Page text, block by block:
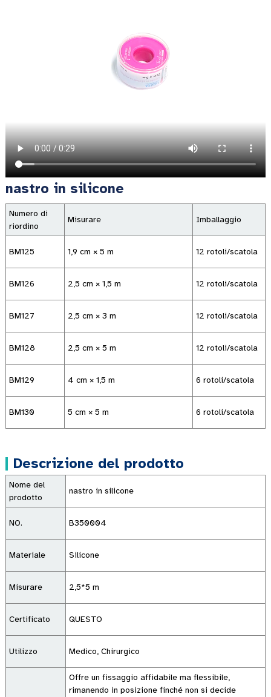
nastro in silicone
Numero di
riordino
Misurare Imballaggio
BM125 1,9 cm × 5 m 12 rotoli/scatola
BM126 2,5 cm × 1,5 m 12 rotoli/scatola
BM127 2,5 cm × 3 m 12 rotoli/scatola
BM128 2,5 cm × 5 m 12 rotoli/scatola
BM129 4 cm × 1,5 m 6 rotoli/scatola
BM130 5 cm × 5 m 6 rotoli/scatola
Descrizione del prodotto
Nome del
prodotto
nastro in silicone
NO. B350004
Materiale Silicone
Misurare 2,5*5 m
Certificato QUESTO
Utilizzo Medico, Chirurgico
Offre un fissaggio affidabile ma flessibile,
rimanendo in posizione finché non si decide